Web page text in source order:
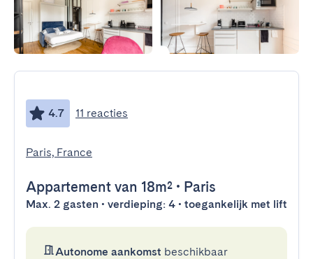
4.7 11 reacties
Paris, France
Appartement van 18m² • Paris
Max. 2 gasten • verdieping: 4 • toegankelijk met lift
Autonome aankomst beschikbaar